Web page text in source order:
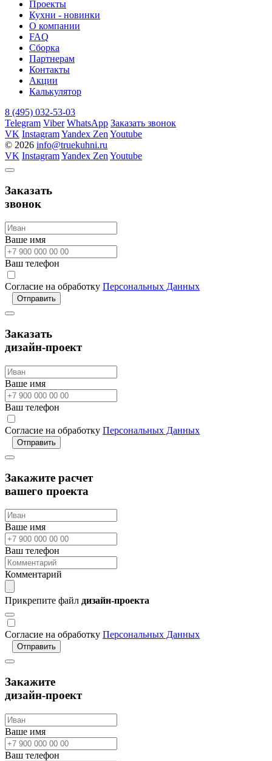
Проекты
Кухни - новинки
О компании
FAQ
Сборка
Партнерам
Контакты
Акции
Калькулятор
8 (495) 032-53-03
Telegram Viber WhatsApp Заказать звонок
VK InstagramYandex Zen Youtube
© 2026 info@truekuhni.ru
VK InstagramYandex Zen Youtube
Заказать
звонок
Ваше имя
Ваш телефон
Согласие на обработку Персональных Данных
Отправить
Заказать
дизайн-проект
Ваше имя
Ваш телефон
Согласие на обработку Персональных Данных
Отправить
Закажите расчет
вашего проекта
Ваше имя
Ваш телефон
Комментарий
Прикрепите файл дизайн-проекта
Согласие на обработку Персональных Данных
Отправить
Закажите
дизайн-проект
Ваше имя
Ваш телефон